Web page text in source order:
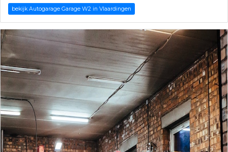
bekijk Autogarage Garage W2 in Vlaardingen